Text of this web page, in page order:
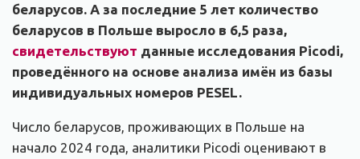
беларусов. А за последние 5 лет количество
беларусов в Польше выросло в 6,5 раза,
свидетельствуют данные исследования Picodi,
проведённого на основе анализа имён из базы
индивидуальных номеров PESEL.
Число беларусов, проживающих в Польше на
начало 2024 года, аналитики Picodi оценивают в